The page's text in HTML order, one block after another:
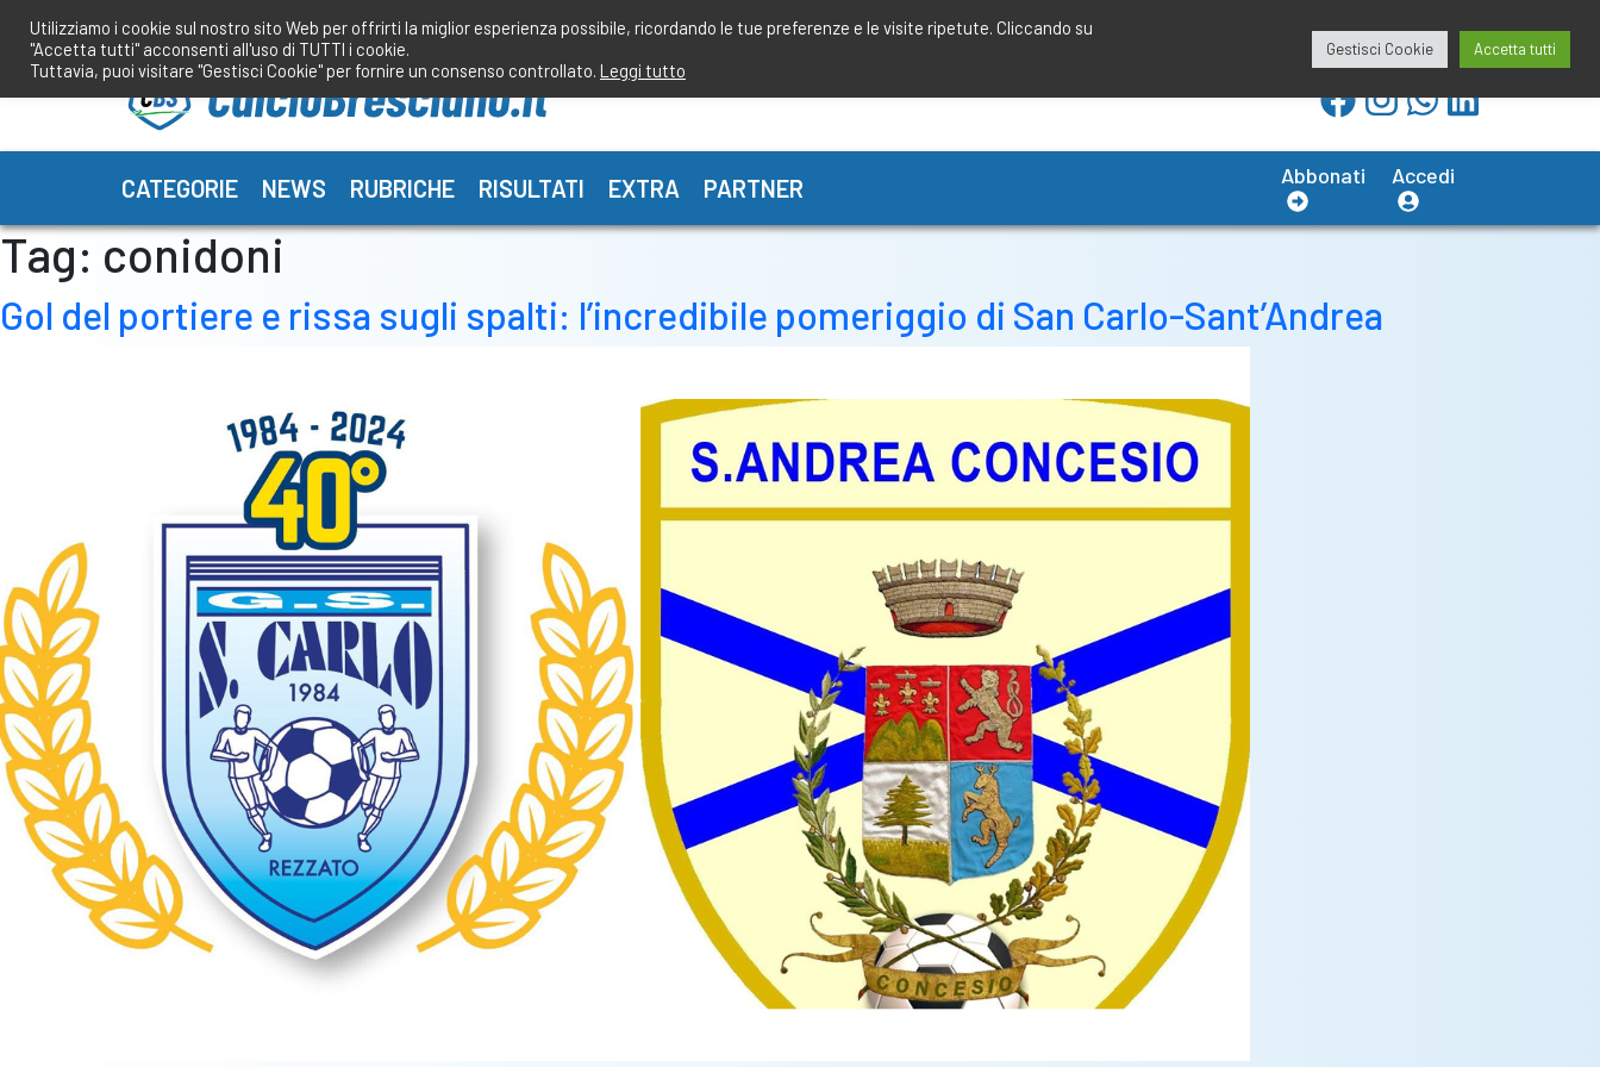
contenuto
redazione@calciobresciano.it
CATEGORIE NEWS RUBRICHE RISULTATI EXTRA PARTNER Abbonati Accedi
Tag: conidoni
Gol del portiere e rissa sugli spalti: l’incredibile pomeriggio di San Carlo-Sant’Andrea
Utilizziamo i cookie sul nostro sito Web per offrirti la miglior esperienza possibile, ricordando le tue preferenze e le visite ripetute. Cliccando su
"Accetta tutti" acconsenti all'uso di TUTTI i cookie.
Tuttavia, puoi visitare "Gestisci Cookie" per fornire un consenso controllato. Leggi tutto
Gestisci Cookie Accetta tutti